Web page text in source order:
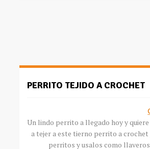
PERRITO TEJIDO A CROCHET
Un lindo perrito a llegado hoy y
a tejer a este tierno perrito acrochet
perritos yusalos como